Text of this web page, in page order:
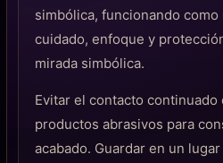
simbólica, funcionando
cuidado, enfoque y
mirada simbólica.
Evitar el contacto
productos abrasivos para
acabado. Guardar en un